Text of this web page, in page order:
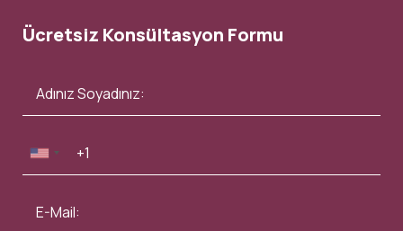
Ücretsiz Konsültasyon Formu